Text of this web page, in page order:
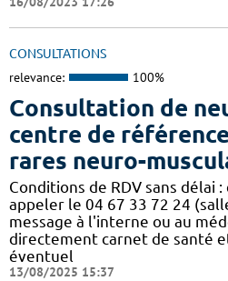
CONSULTATIONS
relevance: 100%
Consultation de
centre de
rares neuro-
Conditions de RDV sans délai
appeler le 04 67 33 72 24
message à l'interne ou au
directement carnet de santé
éventuel
13/08/2025 15:37